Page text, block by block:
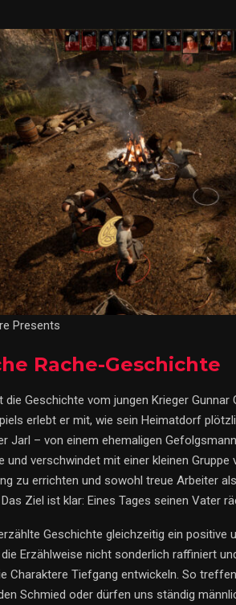
Presents
Rache-Geschichte
die Geschichte vom jungen Krieger
erlebt er mit, wie sein Heimatdorf
Jarl – von einem ehemaligen
und verschwindet mit einer kleinen
zu errichten und sowohl treue Arbeiter
Ziel ist klar: Eines Tages seinen Vater
Geschichte gleichzeitig ein positive
Erzählweise nicht sonderlich raffiniert
Charaktere Tiefgang entwickeln. So
Schmied oder dürfen uns ständig